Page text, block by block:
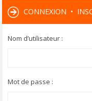
CONNEXION •
Nom d’utilisateur :
Mot de passe :